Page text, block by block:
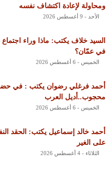
ومحاولة لإعادة اكتشاف نفسه
الأحد - 9 أغسطس 2026
السيد خلاف يكتب: ماذا وراء اجتماع
في عمّان؟
الخميس - 6 أغسطس 2026
أحمد فرغلي رضوان يكتب : في
محجوب..أديل العرب
الخميس - 6 أغسطس 2026
أحمد خالد إسماعيل يكتب: الحقد
على الغير
الثلاثاء - 4 أغسطس 2026